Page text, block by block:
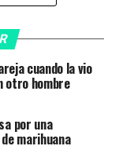
de
de
del
la decencia y
cuando la vio
otro hombre
por una
marihuana